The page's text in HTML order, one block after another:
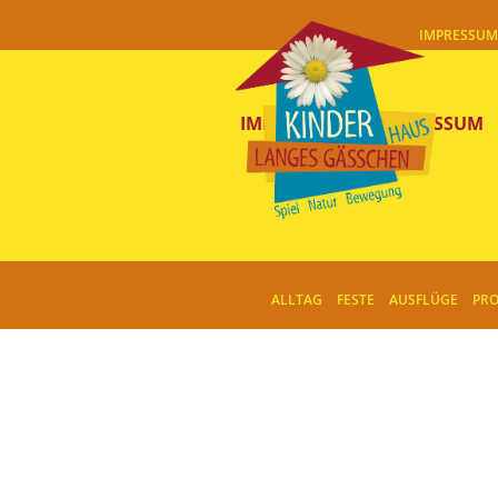
IMPRESSUM
ALLTAG
FESTE AUSFLÜGE
IMPRESSUM IMPRESSUM